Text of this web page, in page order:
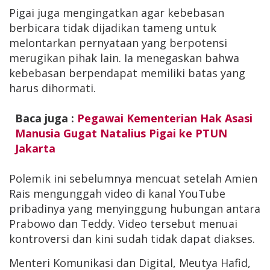
Pigai juga mengingatkan agar kebebasan
berbicara tidak dijadikan tameng untuk
melontarkan pernyataan yang berpotensi
merugikan pihak lain. Ia menegaskan bahwa
kebebasan berpendapat memiliki batas yang
harus dihormati.
Baca juga : Pegawai Kementerian Hak Asasi
Manusia Gugat Natalius Pigai ke PTUN
Jakarta
Polemik ini sebelumnya mencuat setelah Amien
Rais mengunggah video di kanal YouTube
pribadinya yang menyinggung hubungan antara
Prabowo dan Teddy. Video tersebut menuai
kontroversi dan kini sudah tidak dapat diakses.
Menteri Komunikasi dan Digital, Meutya Hafid,